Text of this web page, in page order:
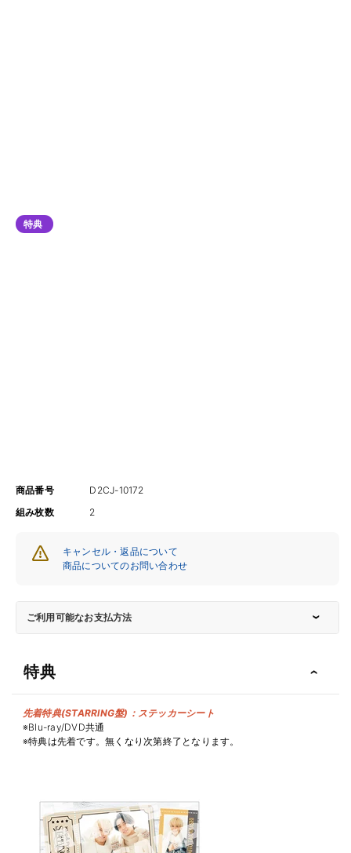
特典
商品番号
D2CJ-10172
組み枚数
2
キャンセル・返品について
商品についてのお問い合わせ
ご利用可能なお支払方法
特典
先着特典(STARRING盤)：ステッカーシート
※Blu-ray/DVD共通
※特典は先着です。無くなり次第終了となります。